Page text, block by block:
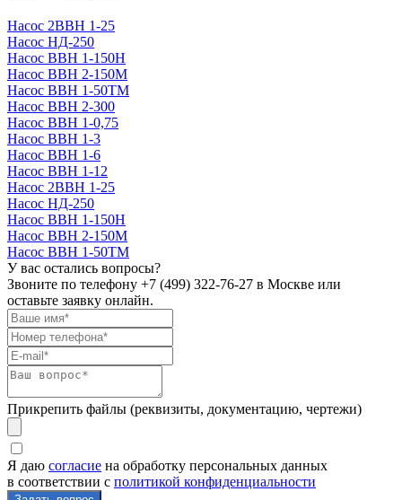
Насос 2ВВН 1-25
Насос НД-250
Насос ВВН 1-150Н
Насос ВВН 2-150М
Насос ВВН 1-50ТМ
Насос ВВН 2-300
Насос ВВН 1-0,75
Насос ВВН 1-3
Насос ВВН 1-6
Насос ВВН 1-12
Насос 2ВВН 1-25
Насос НД-250
Насос ВВН 1-150Н
Насос ВВН 2-150М
Насос ВВН 1-50ТМ
У вас остались вопросы?
Звоните по телефону +7 (499) 322-76-27 в Москве или
оставьте заявку онлайн.
Прикрепить файлы (реквизиты, документацию, чертежи)
Я даю согласие на обработку персональных данных
в соответствии с политикой конфиденциальности